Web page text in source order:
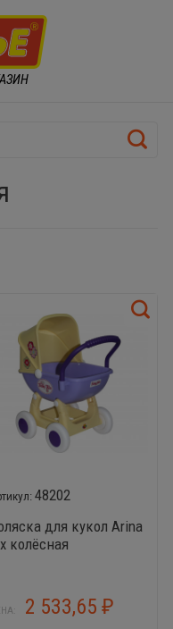
48202
для кукол Arina
колёсная
2 533,65₽